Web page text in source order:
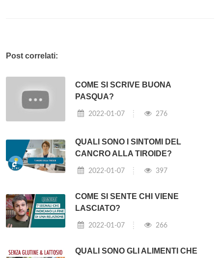
Post correlati:
COME SI SCRIVE BUONA
PASQUA?
2022-01-07 276
QUALI SONO I SINTOMI DEL
CANCRO ALLA TIROIDE?
2022-01-07 397
COME SI SENTE CHI VIENE
LASCIATO?
2022-01-07 266
QUALI SONO GLI ALIMENTI CHE